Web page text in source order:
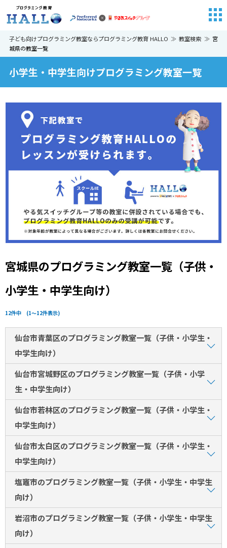
子ども向けプログラミング教室ならプログラミング教育 HALLO 教室検索
宮
城県の教室一覧
小学生・中学生向けプログラミング教室一覧
宮城県のプログラミング教室一覧（子供・
小学生・中学生向け）
12件中 (1～12件表示)
仙台市青葉区のプログラミング教室一覧（子供・小学生・
中学生向け）
仙台市宮城野区のプログラミング教室一覧（子供・小学
生・中学生向け）
仙台市若林区のプログラミング教室一覧（子供・小学生・
中学生向け）
仙台市太白区のプログラミング教室一覧（子供・小学生・
中学生向け）
塩竈市のプログラミング教室一覧（子供・小学生・中学生
向け）
岩沼市のプログラミング教室一覧（子供・小学生・中学生
向け）